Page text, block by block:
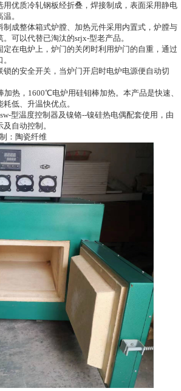
用优质冷轧钢板经折叠，焊接制成，表面采用静电
。
制成整体箱式炉膛、加热元件采用内置式，炉膛与
可以代替已淘汰的srjx-型老产品。
定在电炉上，炉门的关闭时利用炉门的自重，通过
锁的安全开关，当炉门开启时电炉电源便自动切
加热，1600℃电炉用硅钼棒加热。本产品是快速、
低、升温快优点。
型温度控制器及镍铬--镍硅热电偶配套使用，由
自动控制。
：陶瓷纤维